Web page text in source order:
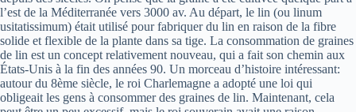
l’est de la Méditerranée vers 3000 av. Au départ, le lin (ou linum
usitatissimum) était utilisé pour fabriquer du lin en raison de la fibre
solide et flexible de la plante dans sa tige. La consommation de graines
de lin est un concept relativement nouveau, qui a fait son chemin aux
États-Unis à la fin des années 90. Un morceau d’histoire intéressant:
autour du 8ème siècle, le roi Charlemagne a adopté une loi qui
obligeait les gens à consommer des graines de lin. Maintenant, cela